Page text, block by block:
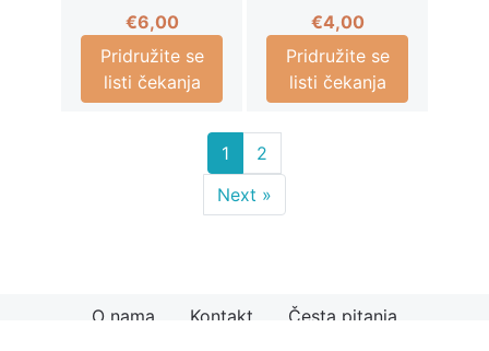
€6,00
Pridružite se
listi čekanja
€4,00
Pridružite se
listi čekanja
1
2
Next »
O nama Kontakt
Česta pitanja